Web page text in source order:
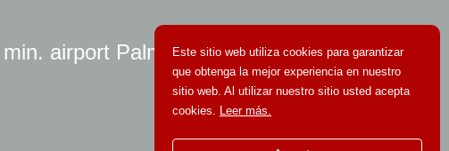
airport PalmaEste sitio web utiliza cookies para garantizar
que obtenga la mejor experiencia en nuestro
sitio web. Al utilizar nuestro sitio usted acepta
cookies. Leer más.